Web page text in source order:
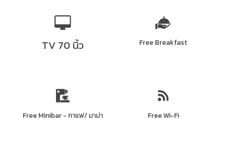
TV 70 นิ้ว Free Breakfast
Free Minibar - กาแฟ/ มาม่า Free Wi-Fi